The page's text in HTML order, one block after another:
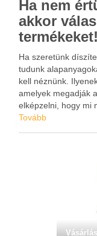
Ha nem
akkor
termékeket!
Ha szeretünk
tudunk
kell néznünk.
amelyek megadják
elképzelni, hogy mi
egy rénszarvas,
Tovább
Vásárlás